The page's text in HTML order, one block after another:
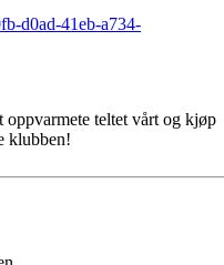
d0ad-41eb-a734-
teltet vårt og kjøp
klubben!